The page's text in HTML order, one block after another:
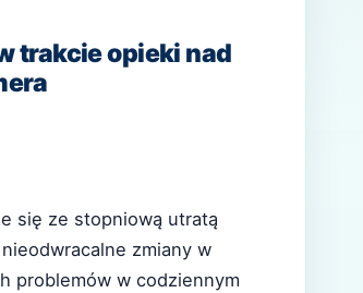
trakcie opieki nad
się ze stopniową utratą
zmiany w
problemów w codziennym